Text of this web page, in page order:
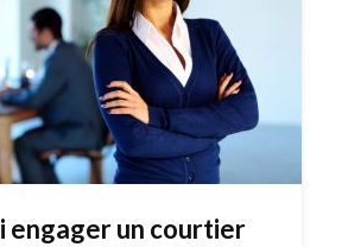
engager un courtier